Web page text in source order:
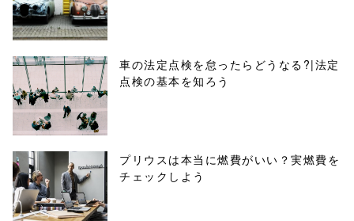
車の法定点検を怠ったらどうなる?|法定
点検の基本を知ろう
プリウスは本当に燃費がいい？実燃費を
チェックしよう